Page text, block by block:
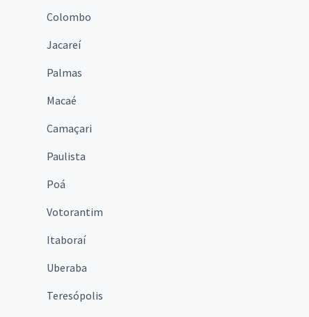
Colombo
Jacareí
Palmas
Macaé
Camaçari
Paulista
Poá
Votorantim
Itaboraí
Uberaba
Teresópolis